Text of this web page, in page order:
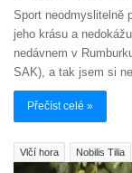
Sport neodmyslitelně
jeho krásu a
nedávnem v
SAK), a tak jsem si
Přečíst celé »
Vlčí hora Nobilis Tilia